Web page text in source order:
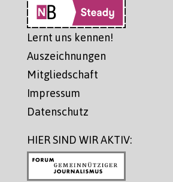
Lernt uns kennen!
Auszeichnungen
Mitgliedschaft
Impressum
Datenschutz
HIER SIND WIR AKTIV: